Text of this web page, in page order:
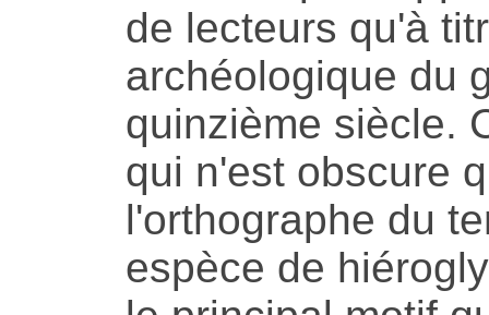
de lecteurs qu'à
archéologique du
quinzième siècle.
qui n'est obscure
l'orthographe du
espèce de